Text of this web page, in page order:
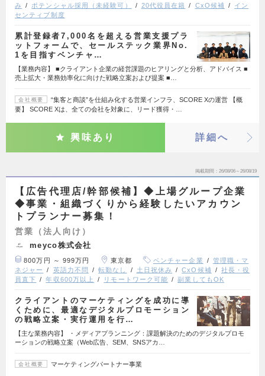
み
ポテンシャル採用（未経験可） 20代役員在籍 CxO候補
イン
センティブ制度
累計登録者7,000名を超える営業支援プラ
ットフォームで、セールステック業界No.
1を目指すベンチャ…
【業務内容】 ■クライアント企業の経営課題のヒアリングと分析、アドバイス ■
売上拡大・業務効率化に向けた戦略立案および提案 ■…
会社概要
“集客と商談”を仕組み化する営業インフラ、SCORE Xの運営 【概
要】 SCORE Xは、全ての会社を対象に、リード獲得・…
興味あり 詳細へ
掲載期間 26/08/06～26/08/19
【広告代理店/幹部候補】◆上場グループ企業
◆事業・組織づくりから経験したいアカウン
トプランナー募集！
営業（法人向け）
meyco株式会社
800万円 ～ 999万円 東京都 ベンチャー企業
管理職・マ
ネジャー
英語力不問 転勤なし 土日祝休み CxO候補
社長・役
員直下
年収600万以上 リモートワーク可能 副業してもOK
クライアントのマーケティングを成功に導
くために、最適なデジタルプロモーション
の戦略立案・実行運用を行…
【主な業務内容】 ・メディアプランニング：課題解決のためのデジタルプロモ
ーションの戦略立案（Web広告、SEM、SNSアカ…
会社概要 マーケティングパートナー事業